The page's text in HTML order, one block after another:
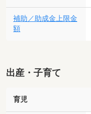
補助／助成金上限金
額
出産・子育て
育児